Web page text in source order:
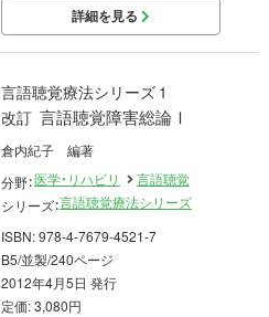
詳細を見る
言語聴覚療法シリーズ 1
改訂 言語聴覚障害総論Ⅰ
倉内紀子 編著
分野：医学・リハビリ
言語聴覚
シリーズ：言語聴覚療法シリーズ
ISBN: 978-4-7679-4521-7
B5/並製/240ページ
2012年4月5日 発行
定価: 3,080円